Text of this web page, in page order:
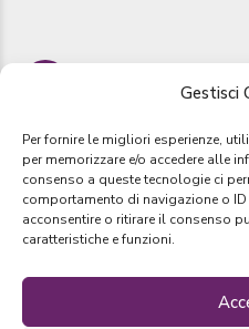
Gestisci
Per fornire le migliori esperienze,
per memorizzare e/o accedere alle
consenso a queste tecnologie ci
comportamento di navigazione o
acconsentire o ritirare il consenso
caratteristiche e funzioni.
www.instagram.com/
Copyright bySportManager
Designed by Webvox.it